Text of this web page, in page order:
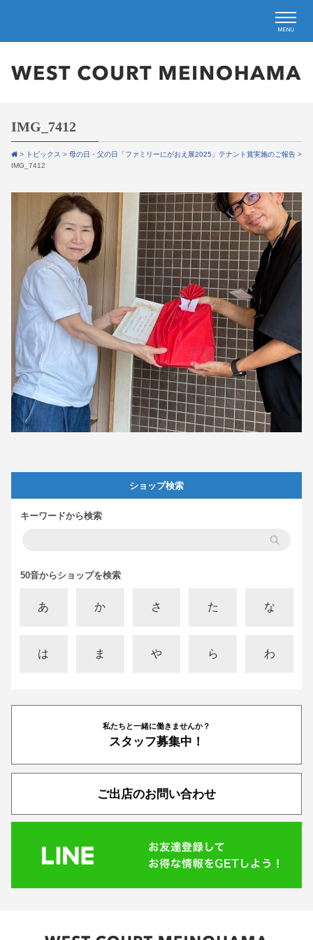
IMG_7412
> トピックス > 母の日・父の日「ファミリーにがおえ展2025」テナント賞実施のご報告 >
IMG_7412
ショップ検索
キーワードから検索
50音からショップを検索
あ か さ た な
は ま や ら わ
私たちと一緒に働きませんか？
スタッフ募集中！
ご出店のお問い合わせ